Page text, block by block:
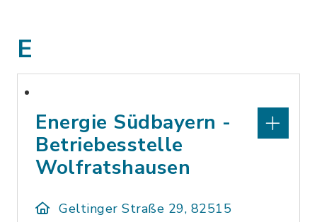
E
Energie Südbayern -
Betriebesstelle
Wolfratshausen
Geltinger Straße 29, 82515